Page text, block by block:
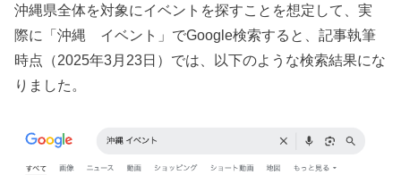
沖縄県全体を対象にイベントを探すことを想定して、実
際に「沖縄 イベント」でGoogle検索すると、記事執筆
時点（2025年3月23日）では、以下のような検索結果にな
りました。